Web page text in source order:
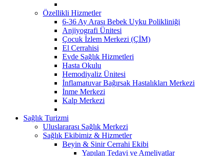
Özellikli Hizmetler
6-36 Ay Arası Bebek Uyku Polikliniği
Anjiyografi Ünitesi
Çocuk İzlem Merkezi (ÇİM)
El Cerrahisi
Evde Sağlık Hizmetleri
Hasta Okulu
Hemodiyaliz Ünitesi
İnflamatuvar Bağırsak Hastalıkları Merkezi
İnme Merkezi
Kalp Merkezi
Sağlık Turizmi
Uluslararası Sağlık Merkezi
Sağlık Ekibimiz & Hizmetler
Beyin & Sinir Cerrahi Ekibi
Yapılan Tedavi ve Ameliyatlar